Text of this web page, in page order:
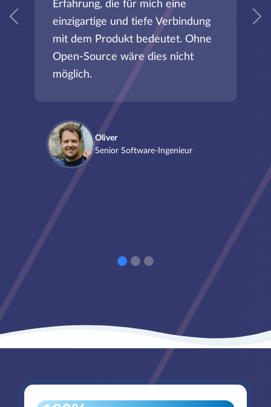
Erfahrung, die für mich eine
einzigartige und tiefe Verbindung
mit dem Produkt bedeutet. Ohne
Open-Source wäre dies nicht
möglich.
Oliver
Senior Software-Ingenieur
Vorherige